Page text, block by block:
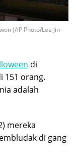
(AP Photo/Lee Jin-
di
151 orang.
adalah
mereka
di gang